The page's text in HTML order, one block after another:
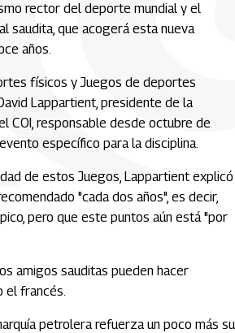
rector del deporte mundial y el
saudita, que acogerá esta nueva
años.
físicos y Juegos de deportes
Lappartient, presidente de la
COI, responsable desde octubre de
específico para la disciplina.
de estos Juegos, Lappartient explicó
"cada dos años", es decir,
pero que este puntos aún está "por
amigos sauditas pueden hacer
el francés.
petrolera refuerza un poco más su